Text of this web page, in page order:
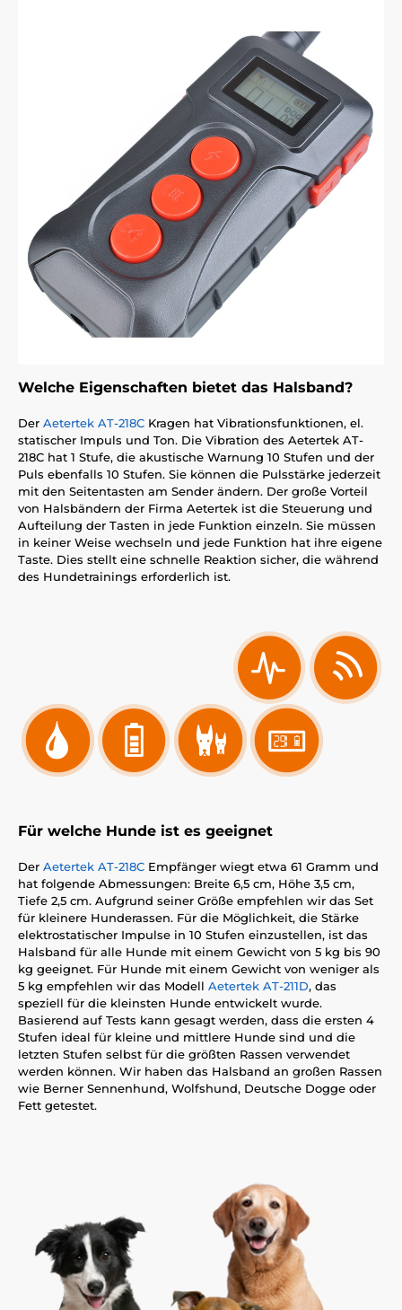
Welche Eigenschaften bietet das Halsband?
Der Aetertek AT-218C Kragen hat Vibrationsfunktionen, el.
statischer Impuls und Ton. Die Vibration des Aetertek AT-
218C hat 1 Stufe, die akustische Warnung 10 Stufen und der
Puls ebenfalls 10 Stufen. Sie können die Pulsstärke jederzeit
mit den Seitentasten am Sender ändern. Der große Vorteil
von Halsbändern der Firma Aetertek ist die Steuerung und
Aufteilung der Tasten in jede Funktion einzeln. Sie müssen
in keiner Weise wechseln und jede Funktion hat ihre eigene
Taste. Dies stellt eine schnelle Reaktion sicher, die während
des Hundetrainings erforderlich ist.
Für welche Hunde ist es geeignet
Der Aetertek AT-218C Empfänger wiegt etwa 61 Gramm und
hat folgende Abmessungen: Breite 6,5 cm, Höhe 3,5 cm,
Tiefe 2,5 cm. Aufgrund seiner Größe empfehlen wir das Set
für kleinere Hunderassen. Für die Möglichkeit, die Stärke
elektrostatischer Impulse in 10 Stufen einzustellen, ist das
Halsband für alle Hunde mit einem Gewicht von 5 kg bis 90
kg geeignet. Für Hunde mit einem Gewicht von weniger als
5 kg empfehlen wir das Modell Aetertek AT-211D, das
speziell für die kleinsten Hunde entwickelt wurde.
Basierend auf Tests kann gesagt werden, dass die ersten 4
Stufen ideal für kleine und mittlere Hunde sind und die
letzten Stufen selbst für die größten Rassen verwendet
werden können. Wir haben das Halsband an großen Rassen
wie Berner Sennenhund, Wolfshund, Deutsche Dogge oder
Fett getestet.